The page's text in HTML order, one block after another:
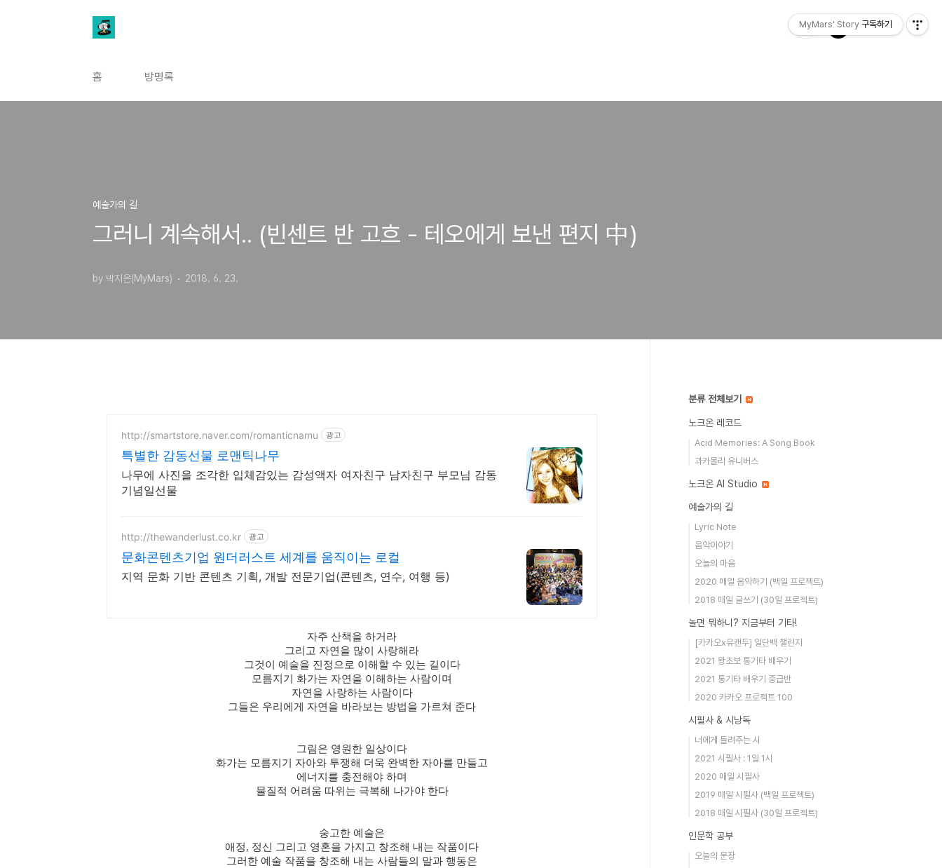
홈 방명록
예술가의 길
그러니 계속해서.. (빈센트 반 고흐 - 테오에게 보낸 편지 中)
by 박지은(MyMars) 2018. 6. 23.
http://smartstore.naver.com/romanticnamu 광고
특별한 감동선물 로맨틱나무
나무에 사진을 조각한 입체감있는 감성액자 여자친구 남자친구 부모님 감동
기념일선물
http://thewanderlust.co.kr 광고
문화콘텐츠기업 원더러스트 세계를 움직이는 로컬
지역 문화 기반 콘텐츠 기획, 개발 전문기업(콘텐츠, 연수, 여행 등)
자주 산책을 하거라
그리고 자연을 많이 사랑해라
그것이 예술을 진정으로 이해할 수 있는 길이다
모름지기 화가는 자연을 이해하는 사람이며
자연을 사랑하는 사람이다
그들은 우리에게 자연을 바라보는 방법을 가르쳐 준다
그림은 영원한 일상이다
화가는 모름지기 자아와 투쟁해 더욱 완벽한 자아를 만들고
에너지를 충전해야 하며
물질적 어려움 따위는 극복해 나가야 한다
숭고한 예술은
애정, 정신 그리고 영혼을 가지고 창조해 내는 작품이다
그러한 예술 작품을 창조해 내는 사람들의 말과 행동은
분류 전체보기
노크온 레코드
Acid Memories: A Song Book
과카몰리 유니버스
노크온 AI Studio
예술가의 길
Lyric Note
음악이야기
오늘의 마음
2020 매일 음악하기 (백일 프로젝트)
2018 매일 글쓰기 (30일 프로젝트)
놀면 뭐하니? 지금부터 기타!
[카카오x유캔두] 일단백 챌린지
2021 왕초보 통기타 배우기
2021 통기타 배우기 중급반
2020 카카오 프로젝트 100
시필사 & 시낭독
너에게 들려주는 시
2021 시필사 : 1일 1시
2020 매일 시필사
2019 매일 시필사 (백일 프로젝트)
2018 매일 시필사 (30일 프로젝트)
인문학 공부
오늘의 문장
MyMars' Story 구독하기